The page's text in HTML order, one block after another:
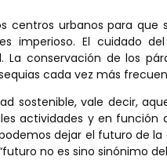
centros urbanos para que
imperioso. El cuidado
La conservación de los
cada vez más
sostenible, vale decir,
actividades y en función
dejar el futuro de
no es sino sinónimo